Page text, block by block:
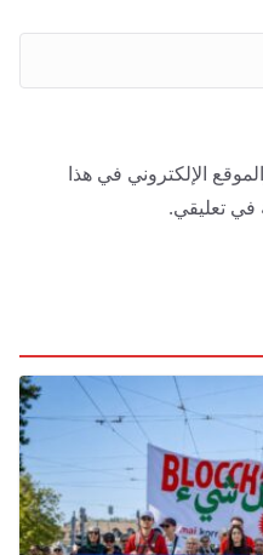
الإلكتروني في هذا
في تعليقي.